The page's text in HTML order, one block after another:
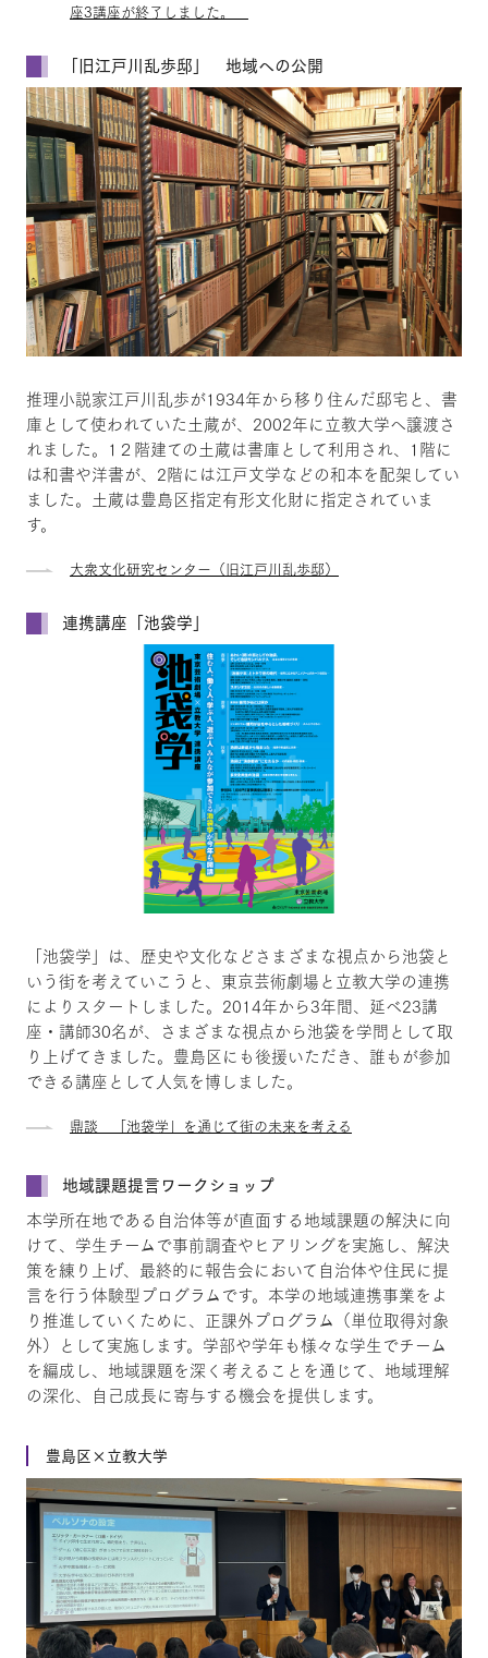
座3講座が終了しました。
「旧江戸川乱歩邸」 地域への公開
推理小説家江戸川乱歩が1934年から移り住んだ邸宅と、書
庫として使われていた土蔵が、2002年に立教大学へ譲渡さ
れました。1２階建ての土蔵は書庫として利用され、1階に
は和書や洋書が、2階には江戸文学などの和本を配架してい
ました。土蔵は豊島区指定有形文化財に指定されていま
す。
大衆文化研究センター（旧江戸川乱歩邸）
連携講座「池袋学」
「池袋学」は、歴史や文化などさまざまな視点から池袋と
いう街を考えていこうと、東京芸術劇場と立教大学の連携
によりスタートしました。2014年から3年間、延べ23講
座・講師30名が、さまざまな視点から池袋を学問として取
り上げてきました。豊島区にも後援いただき、誰もが参加
できる講座として人気を博しました。
鼎談 「池袋学」を通じて街の未来を考える
地域課題提言ワークショップ
本学所在地である自治体等が直面する地域課題の解決に向
けて、学生チームで事前調査やヒアリングを実施し、解決
策を練り上げ、最終的に報告会において自治体や住民に提
言を行う体験型プログラムです。本学の地域連携事業をよ
り推進していくために、正課外プログラム（単位取得対象
外）として実施します。学部や学年も様々な学生でチーム
を編成し、地域課題を深く考えることを通じて、地域理解
の深化、自己成長に寄与する機会を提供します。
豊島区×立教大学